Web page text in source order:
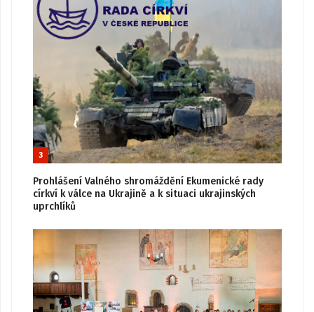
3
Prohlášení Valného shromáždění Ekumenické rady
církví k válce na Ukrajině a k situaci ukrajinských
uprchlíků